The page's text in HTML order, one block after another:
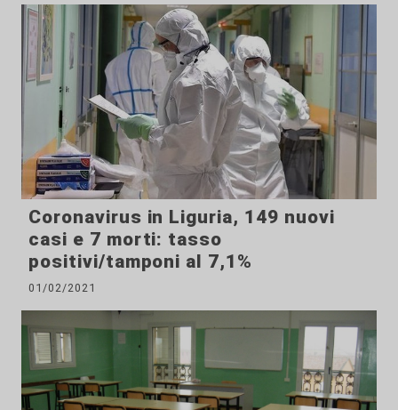
Coronavirus in Liguria, 149 nuovi
casi e 7 morti: tasso
positivi/tamponi al 7,1%
01/02/2021